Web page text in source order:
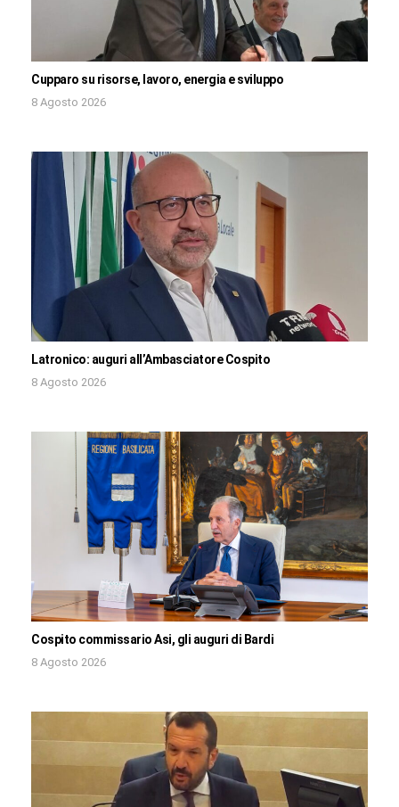
Cupparo su risorse, lavoro, energia e sviluppo
8 Agosto 2026
Latronico: auguri all’Ambasciatore Cospito
8 Agosto 2026
Cospito commissario Asi, gli auguri di Bardi
8 Agosto 2026